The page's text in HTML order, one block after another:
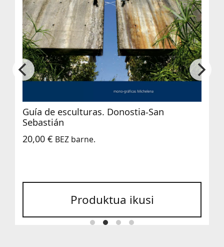
Guía de esculturas. Donostia-San
Sebastián
20,00 € BEZ barne.
Produktua ikusi